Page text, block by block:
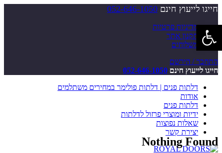
חייגו לייעוץ חינם 052-646-1050
מדיניות פרטיות
תקנון אתר
משלוחים
התחבר / הירשם
חייגו לייעוץ חינם 052-646-1050
דלתות פנים | דלתות פולימר במחירים משתלמים
אודות
דלתות פנים
ידיות ומוצרי פרזול לדלתות
שאלות נפוצות
יצירת קשר
Nothing Found
פתח סרגל נגישות